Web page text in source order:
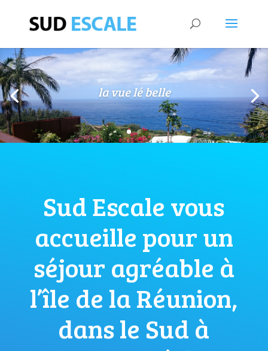
la vue lé belle
Sud Escale vous
accueille pour un
séjour agréable à
l’île de la Réunion,
dans le Sud à